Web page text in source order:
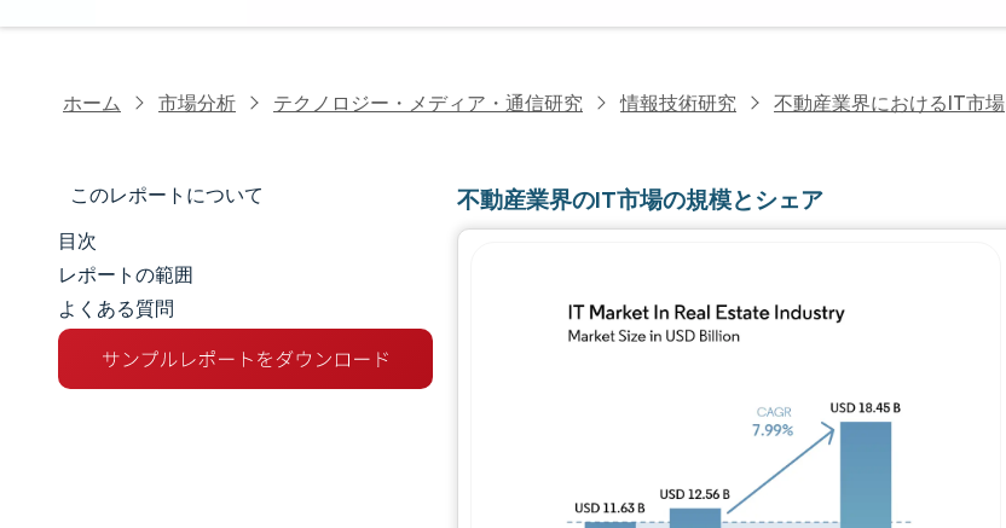
ホーム 市場分析 テクノロジー・メディア・通信研究 情報技術研究 不動産業界におけるIT市場
このレポートについて
市場規模とシェア
市場分析
トレンドとインサイト
目次
レポートの範囲
よくある質問
不動産業界のIT市場の規模とシェア